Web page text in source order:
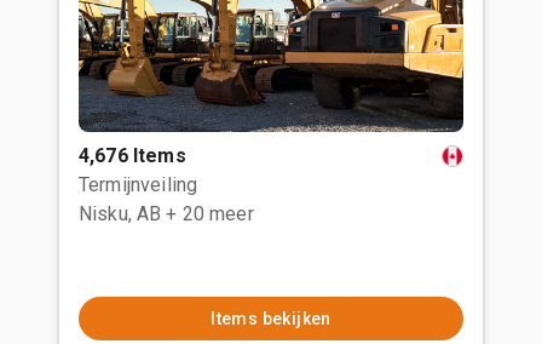
4,676 Items
Termijnveiling
Nisku, AB + 20 meer
Items bekijken